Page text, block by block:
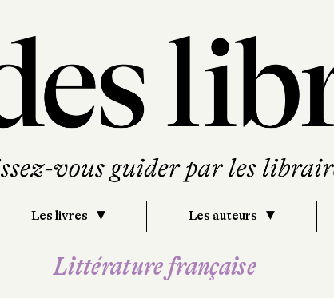
Les livres Les auteurs
Littérature française